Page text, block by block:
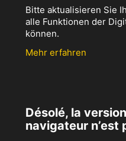
Bitte aktualisieren Sie
alle Funktionen der
können.
Mehr erfahren
Désolé, la
navigateur n’est